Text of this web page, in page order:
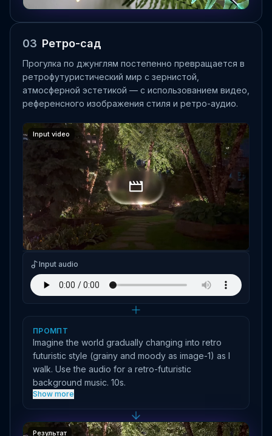
03 Ретро-сад
Прогулка по джунглям постепенно превращается в
ретрофутуристический мир с зернистой,
атмосферной эстетикой — с использованием видео,
референсного изображения стиля и ретро-аудио.
Input video
Input image
Input audio
ПРОМПТ
Imagine the world gradually changing into retro
futuristic style (grainy and moody as image-1) as I
walk. Use the audio for a retro-futuristic
background music. 10s.
Show more
Результат